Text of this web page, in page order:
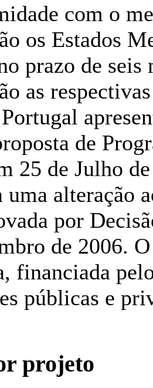
com o
os Estados
prazo de seis
as
de
25 de Julho
uma
por
de 2006.
financiada
públicas e
projeto